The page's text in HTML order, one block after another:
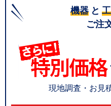
機器 と
ご注
現地調査・お見